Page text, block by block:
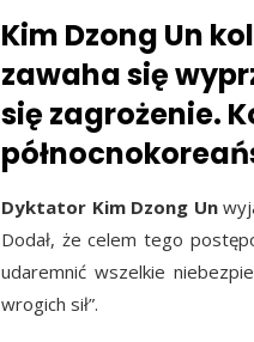
Kim Dzong Un
zawaha się
się zagrożenie.
Dyktator Kim Dzong Un
Dodał, że celem tego
udaremnić wszelkie
wrogich sił”.